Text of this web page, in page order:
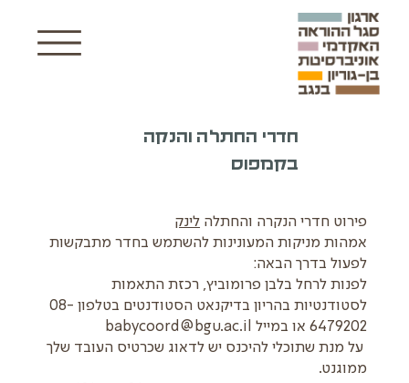
חדרי החתלה והנקה
בקמפוס
פירוט חדרי הנקרה והחתלה לינק
אמהות מניקות המעונינות להשתמש בחדר מתבקשות
לפעול בדרך הבאה:
לפנות לרחל בלבן פרומוביץ, רכזת התאמות
לסטודנטיות בהריון בדיקנאט הסטודנטים בטלפון 08-
6479202 או במייל
babycoord@bgu.ac.il
על מנת שתוכלי להיכנס יש לדאוג שכרטיס העובד שלך
ממוגנט.